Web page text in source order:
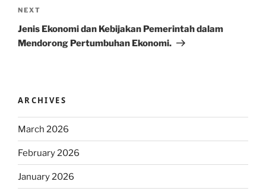
Next
Post
NEXT
Jenis Ekonomi dan Kebijakan Pemerintah dalam
Mendorong Pertumbuhan Ekonomi.
ARCHIVES
March 2026
February 2026
January 2026